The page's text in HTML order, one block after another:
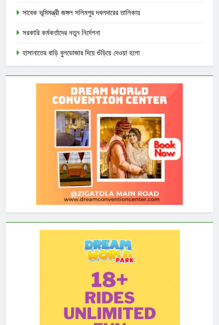
সাবেক ভূমিমন্ত্রী জঙ্গল সলিমপুর দখলদারের তালিকায়
সরকারি কর্মকর্তাদের নতুন নির্দেশনা
হাসানাতের বাড়ি বুলডোজার দিয়ে গুঁড়িয়ে দেওয়া হলো